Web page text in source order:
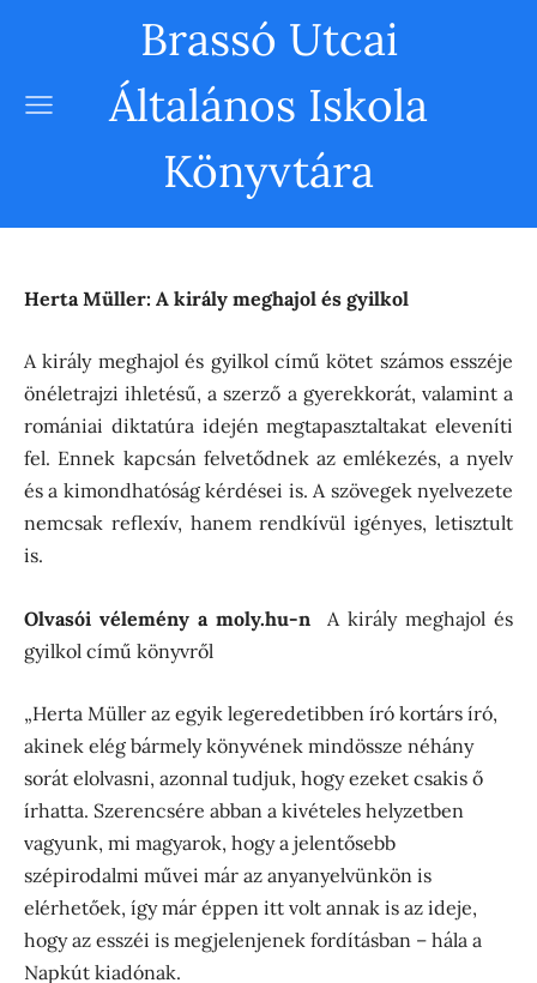
Brassó Utcai
Általános Iskola
Könyvtára
Herta Müller: A király meghajol és gyilkol
A király meghajol és gyilkol című kötet számos esszéje
önéletrajzi ihletésű, a szerző a gyerekkorát, valamint a
romániai diktatúra idején megtapasztaltakat eleveníti
fel. Ennek kapcsán felvetődnek az emlékezés, a nyelv
és a kimondhatóság kérdései is. A szövegek nyelvezete
nemcsak reflexív, hanem rendkívül igényes, letisztult
is.
Olvasói vélemény a moly.hu-n A király meghajol és
gyilkol című könyvről
„Herta Müller az egyik legeredetibben író kortárs író,
akinek elég bármely könyvének mindössze néhány
sorát elolvasni, azonnal tudjuk, hogy ezeket csakis ő
írhatta. Szerencsére abban a kivételes helyzetben
vagyunk, mi magyarok, hogy a jelentősebb
szépirodalmi művei már az anyanyelvünkön is
elérhetőek, így már éppen itt volt annak is az ideje,
hogy az esszéi is megjelenjenek fordításban – hála a
Napkút kiadónak.